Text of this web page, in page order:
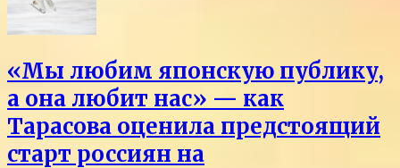
«Мы любим японскую публику,
а она любит нас» — как
Тарасова оценила предстоящий
старт россиян на